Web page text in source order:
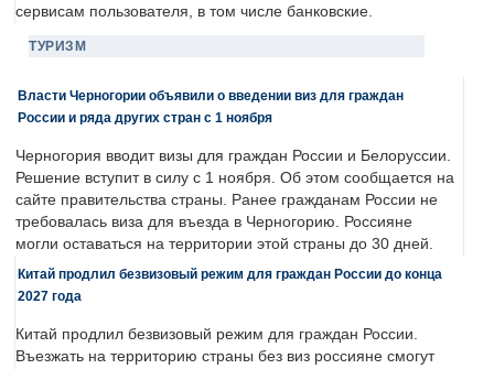
сервисам пользователя, в том числе банковские.
ТУРИЗМ
Власти Черногории объявили о введении виз для граждан
России и ряда других стран с 1 ноября
Черногория вводит визы для граждан России и Белоруссии.
Решение вступит в силу с 1 ноября. Об этом сообщается на
сайте правительства страны. Ранее гражданам России не
требовалась виза для въезда в Черногорию. Россияне
могли оставаться на территории этой страны до 30 дней.
Китай продлил безвизовый режим для граждан России до конца
2027 года
Китай продлил безвизовый режим для граждан России.
Въезжать на территорию страны без виз россияне смогут